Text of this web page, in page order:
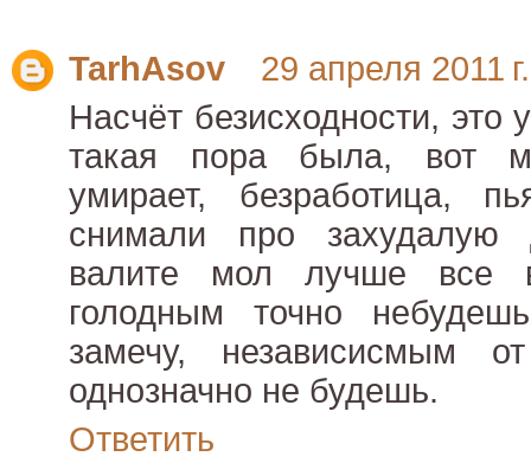
TarhAsov
29 апреля 2011
Насчёт безисходности, это
такая пора была, вот
умирает, безработица,
снимали про захудалую
валите мол лучше все
голодным точно
замечу, независисмым
однозначно не будешь.
Ответить